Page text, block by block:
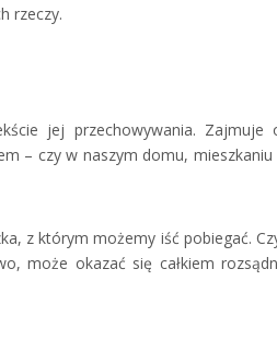
rzeczy.
jej przechowywania. Zajmuje
– czy w naszym domu, mieszkaniu
z którym możemy iść pobiegać.
może okazać się całkiem